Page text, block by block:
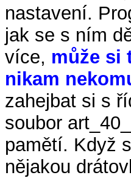
nastavení.
jak se s ním
více, může si
nikam
zahejbat si s
soubor
pamětí. Když
nějakou